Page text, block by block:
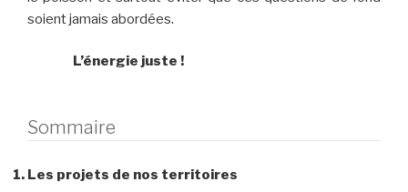
soient jamais abordées.
L’énergie juste !
Sommaire
Les projets de nos territoires